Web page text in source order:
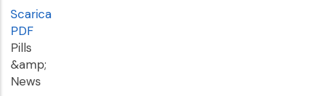
Scarica
PDF
Pills
&amp;
News